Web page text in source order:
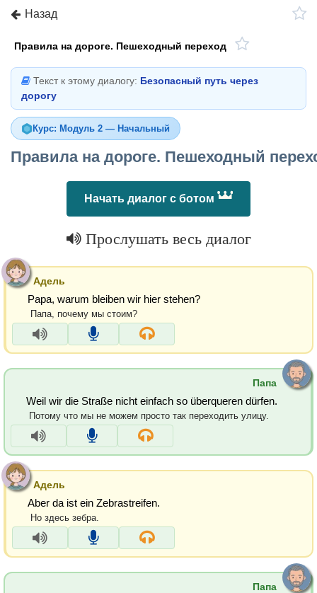
Назад
Правила на дороге. Пешеходный переход
Текст к этому диалогу: Безопасный путь через
дорогу
Курс: Модуль 2 — Начальный
Правила на дороге. Пешеходный
Начать диалог с ботом
Прослушать весь диалог
Адель
Papa, warum bleiben wir hier stehen?
Папа, почему мы стоим?
Папа
Weil wir die Straße nicht einfach so überqueren dürfen.
Потому что мы не можем просто так переходить улицу.
Адель
Aber da ist ein Zebrastreifen.
Но здесь зебра.
Папа